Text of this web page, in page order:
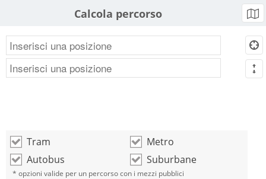
Calcola percorso b
d
m
o Tram o Metro
o Autobus o Suburbane
* opzioni valide per un percorso con i mezzi pubblici